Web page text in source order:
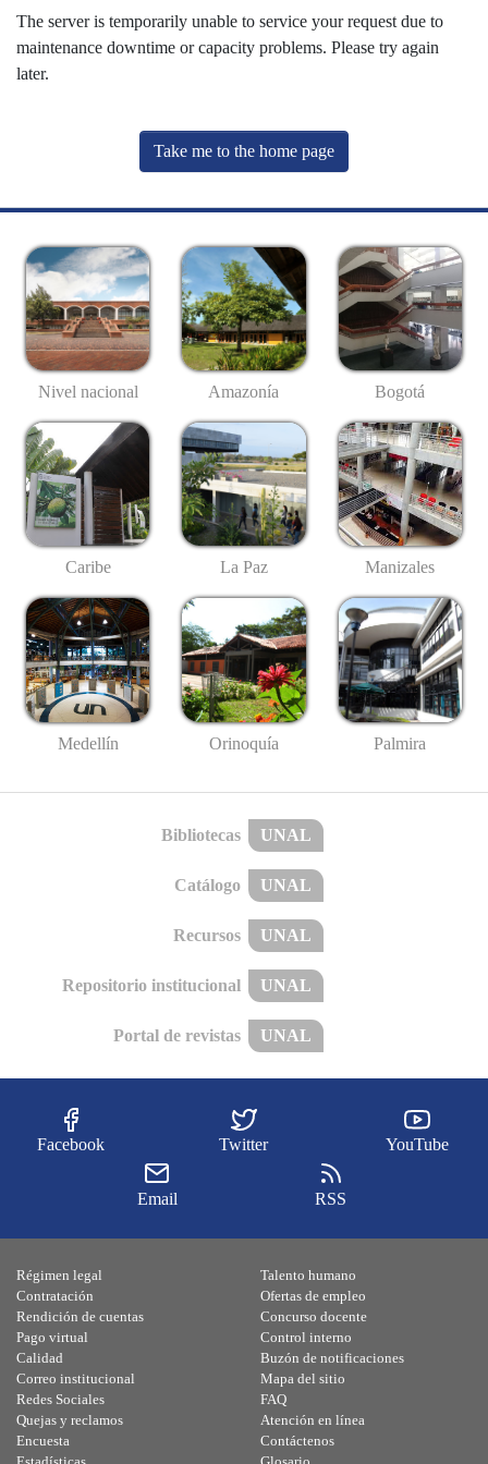
The server is temporarily unable to service your request due to
maintenance downtime or capacity problems. Please try again
later.
Take me to the home page
Nivel nacional Amazonía Bogotá
Caribe La Paz Manizales
Medellín Orinoquía Palmira
Bibliotecas UNAL
Catálogo UNAL
Recursos UNAL
Repositorio institucional UNAL
Portal de revistas UNAL
Facebook Twitter YouTube
Email RSS
Régimen legal
Contratación
Rendición de cuentas
Pago virtual
Calidad
Talento humano
Ofertas de empleo
Concurso docente
Control interno
Buzón de notificaciones
Correo institucional
Redes Sociales
Quejas y reclamos
Encuesta
Mapa del sitio
FAQ
Atención en línea
Contáctenos